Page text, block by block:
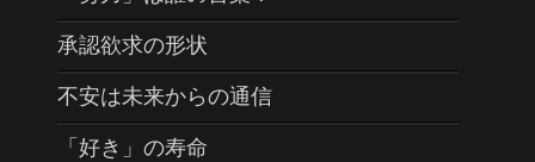
承認欲求の形状
不安は未来からの通信
「好き」の寿命